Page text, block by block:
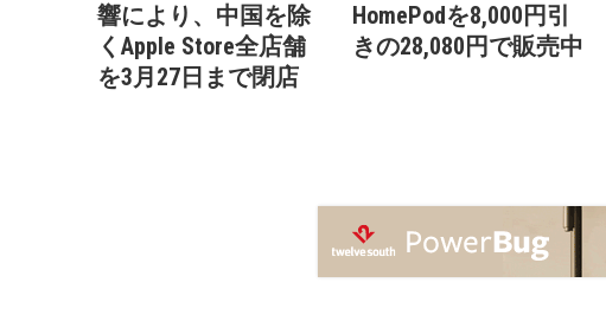
響により、中国を除
くApple Store全店舗
を3月27日まで閉店
HomePodを8,000円引
きの28,080円で販売中